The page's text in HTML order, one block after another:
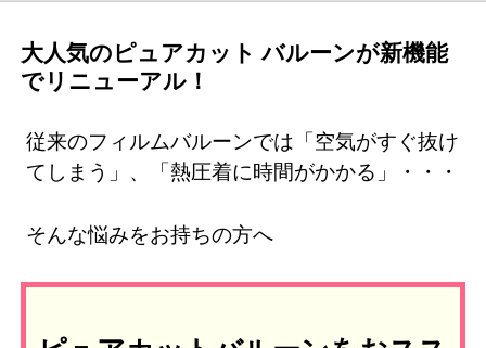
大人気のピュアカット バルーンが新機能
でリニューアル！
従来のフィルムバルーンでは「空気がすぐ抜け
てしまう」、「熱圧着に時間がかかる」・・・
そんな悩みをお持ちの方へ